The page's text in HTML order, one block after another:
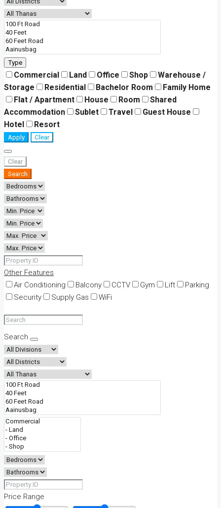
Type
Commercial Land Office Shop
Warehouse /
Storage
Residential Bachelor Room
Family Home
Flat / Apartment
House Room
Shared
Accommodation
Sublet Travel
Guest House
Hotel
Resort
Apply Clear
Clear
Search
Other Features
Air Conditioning
Balcony CCTV Gym Lift
Parking
Security
Supply Gas WiFi
Search
Price Range